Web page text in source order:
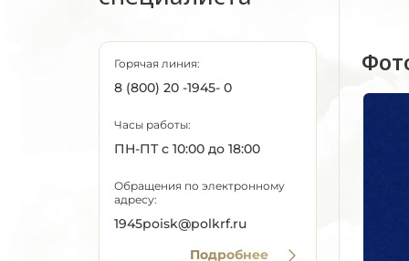
Горячая линия:
8 (800) 20 -1945- 0
Часы работы:
ПН-ПТ с 10:00 до 18:00
Обращения по электронному
адресу:
1945poisk@polkrf.ru
Подробнее